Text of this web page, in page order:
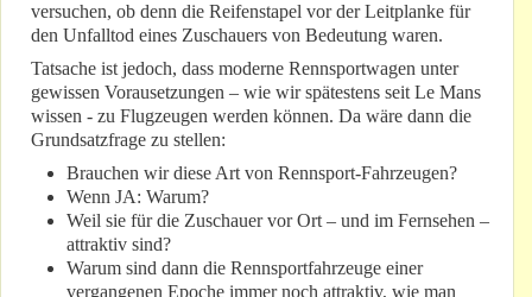
versuchen, ob denn die Reifenstapel vor der Leitplanke für
den Unfalltod eines Zuschauers von Bedeutung waren.
Tatsache ist jedoch, dass moderne Rennsportwagen unter
gewissen Vorausetzungen – wie wir spätestens seit Le Mans
wissen - zu Flugzeugen werden können. Da wäre dann die
Grundsatzfrage zu stellen:
Brauchen wir diese Art von Rennsport-Fahrzeugen?
Wenn JA: Warum?
Weil sie für die Zuschauer vor Ort – und im Fernsehen –
attraktiv sind?
Warum sind dann die Rennsportfahrzeuge einer
vergangenen Epoche immer noch attraktiv, wie man